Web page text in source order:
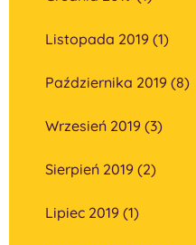
Listopada 2019 (1)
Października 2019 (8)
Wrzesień 2019 (3)
Sierpień 2019 (2)
Lipiec 2019 (1)